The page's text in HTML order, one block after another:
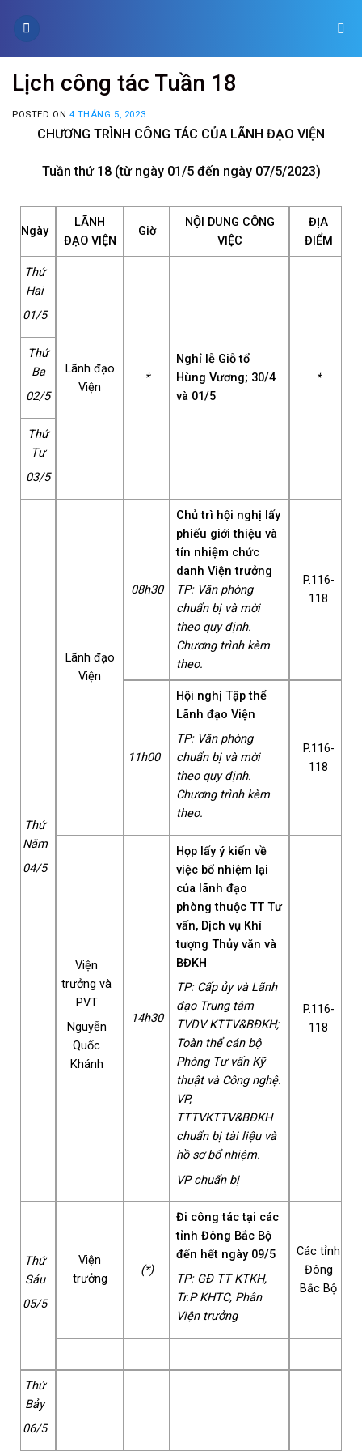
Lịch công tác Tuần 18
POSTED ON 4 THÁNG 5, 2023
CHƯƠNG TRÌNH CÔNG TÁC CỦA LÃNH ĐẠO VIỆN
Tuần thứ 18 (từ ngày 01/5 đến ngày 07/5/2023)
Ngày
LÃNH
ĐẠO VIỆN
Giờ
NỘI DUNG CÔNG
VIỆC
ĐỊA
ĐIỂM
Thứ
Hai
01/5
Lãnh đạo
Viện
*
Nghỉ lễ Giỗ tổ
Hùng Vương; 30/4
và 01/5
*
Thứ
Ba
02/5
Thứ
Tư
03/5
Thứ
Năm
04/5
Lãnh đạo
Viện
08h30
Chủ trì hội nghị lấy
phiếu giới thiệu và
tín nhiệm chức
danh Viện trưởng
TP: Văn phòng
chuẩn bị và mời
theo quy định.
Chương trình kèm
theo.
P.116-
118
11h00
Hội nghị Tập thể
Lãnh đạo Viện
TP: Văn phòng
chuẩn bị và mời
theo quy định.
Chương trình kèm
theo.
P.116-
118
Viện
trưởng và
PVT
Nguyễn
Quốc
Khánh
14h30
Họp lấy ý kiến về
việc bổ nhiệm lại
của lãnh đạo
phòng thuộc TT Tư
vấn, Dịch vụ Khí
tượng Thủy văn và
BĐKH
TP: Cấp ủy và Lãnh
đạo Trung tâm
TVDV KTTV&BĐKH;
Toàn thể cán bộ
Phòng Tư vấn Kỹ
thuật và Công nghệ.
VP,
TTTVKTTV&BĐKH
chuẩn bị tài liệu và
hồ sơ bổ nhiệm.
VP chuẩn bị
P.116-
118
Thứ
Sáu
05/5
Viện
trưởng
(*)
Đi công tác tại các
tỉnh Đông Bắc Bộ
đến hết ngày 09/5
TP: GĐ TT KTKH,
Tr.P KHTC, Phân
Viện trưởng
Các tỉnh
Đông
Bắc Bộ
Thứ
Bảy
06/5